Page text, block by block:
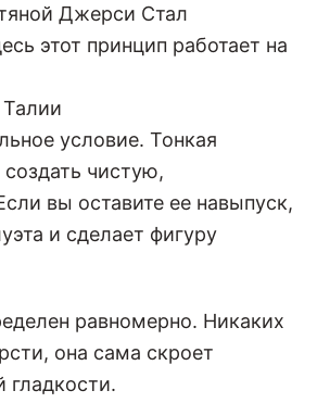
Джерси Стал
этот принцип работает на
условие. Тонкая
чистую,
вы оставите ее навыпуск,
и сделает фигуру
равномерно. Никаких
она сама скроет
гладкости.